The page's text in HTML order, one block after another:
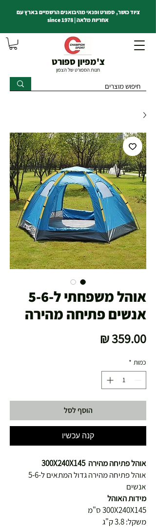
צ'מפיון ספורט
חנות הספורט של הצפון
ציוד כושר, ספורט ופנאי מהיבואנים הרשמיים בארץ עם
אחריות מלאה | since 1978
אוהל משפחתי ל-5-6
אנשים פתיחה מהירה
כמות *
הוסף לסל
קנה עכשיו
אוהל פתיחה מהירה 300X240X145
אוהל פתיחה מהירה גדול המתאים ל-5-6
אנשים
מידות האוהל
300X240X145 ס"מ
משקל: 3.8 ק"ג